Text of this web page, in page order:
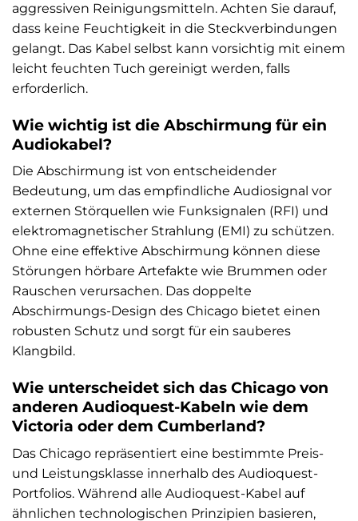
aggressiven Reinigungsmitteln. Achten Sie darauf,
dass keine Feuchtigkeit in die Steckverbindungen
gelangt. Das Kabel selbst kann vorsichtig mit einem
leicht feuchten Tuch gereinigt werden, falls
erforderlich.
Wie wichtig ist die Abschirmung für ein
Audiokabel?
Die Abschirmung ist von entscheidender
Bedeutung, um das empfindliche Audiosignal vor
externen Störquellen wie Funksignalen (RFI) und
elektromagnetischer Strahlung (EMI) zu schützen.
Ohne eine effektive Abschirmung können diese
Störungen hörbare Artefakte wie Brummen oder
Rauschen verursachen. Das doppelte
Abschirmungs-Design des Chicago bietet einen
robusten Schutz und sorgt für ein sauberes
Klangbild.
Wie unterscheidet sich das Chicago von
anderen Audioquest-Kabeln wie dem
Victoria oder dem Cumberland?
Das Chicago repräsentiert eine bestimmte Preis-
und Leistungsklasse innerhalb des Audioquest-
Portfolios. Während alle Audioquest-Kabel auf
ähnlichen technologischen Prinzipien basieren,